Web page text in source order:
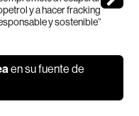
y a hacer fracking
y sostenible”
en su fuente de